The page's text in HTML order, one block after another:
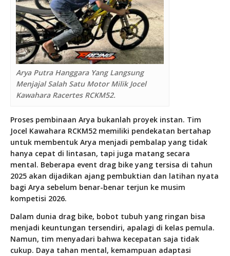
Arya Putra Hanggara Yang Langsung
Menjajal Salah Satu Motor Milik Jocel
Kawahara Racertes RCKM52.
Proses pembinaan Arya bukanlah proyek instan. Tim
Jocel Kawahara RCKM52 memiliki pendekatan bertahap
untuk membentuk Arya menjadi pembalap yang tidak
hanya cepat di lintasan, tapi juga matang secara
mental. Beberapa event drag bike yang tersisa di tahun
2025 akan dijadikan ajang pembuktian dan latihan nyata
bagi Arya sebelum benar-benar terjun ke musim
kompetisi 2026.
Dalam dunia drag bike, bobot tubuh yang ringan bisa
menjadi keuntungan tersendiri, apalagi di kelas pemula.
Namun, tim menyadari bahwa kecepatan saja tidak
cukup. Daya tahan mental, kemampuan adaptasi